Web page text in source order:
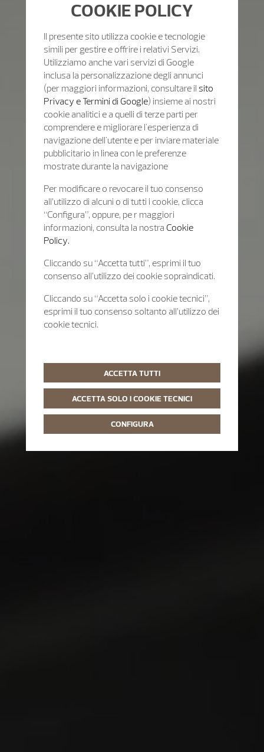
COOKIE POLICY
Il presente sito utilizza cookie e tecnologie
simili per gestire e offrire i relativi Servizi.
Utilizziamo anche vari servizi di Google
inclusa la personalizzazione degli annunci
(per maggiori informazioni, consultare il sito
Privacy e Termini di Google) insieme ai nostri
cookie analitici e a quelli di terze parti per
comprendere e migliorare l'esperienza di
navigazione dell'utente e per inviare materiale
pubblicitario in linea con le preferenze
mostrate durante la navigazione
Per modificare o revocare il tuo consenso
all’utilizzo di alcuni o di tutti i cookie, clicca
“Configura”, oppure, pe r maggiori
informazioni, consulta la nostra Cookie
Policy.
Cliccando su “Accetta tutti”, esprimi il tuo
consenso all’utilizzo dei cookie sopraindicati.
Cliccando su “Accetta solo i cookie tecnici”,
esprimi il tuo consenso soltanto all’utilizzo dei
cookie tecnici.
ACCETTA TUTTI
ACCETTA SOLO I COOKIE TECNICI
CONFIGURA